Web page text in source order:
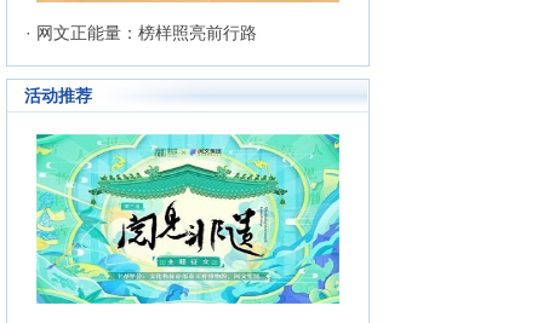
立起极高声望。 历经十二年的风
雨，晋江文学城已经从一个简单的
文学爱好者的集散地快速且稳健地
成长为行业内的翘楚，为1300万
来自不同地区和国家的注册用户突
破地区、种族、语言和国家的障碍
聚集在这里的网络文学同好们构建
起创作交流与沟通的平台。
· 网文正能量：榜样照亮前行路
活动推荐